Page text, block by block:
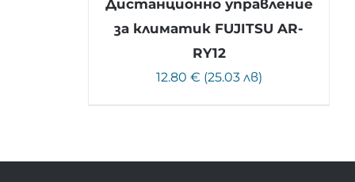
Дистанционно управление
за климатик FUJITSU AR-
RY12
12.80 € (25.03 лв)